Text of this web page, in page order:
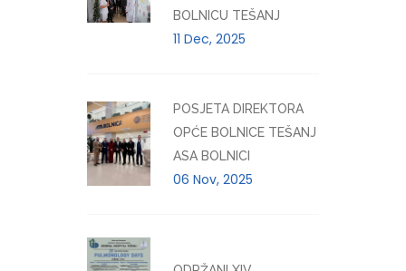
BOLNICU TEŠANJ
11 Dec, 2025
POSJETA DIREKTORA
OPĆE BOLNICE TEŠANJ
ASA BOLNICI
06 Nov, 2025